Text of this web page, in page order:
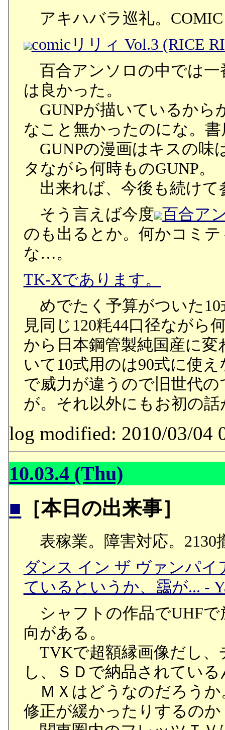
アキハバラ巡礼。
comicリリィ Vol.3 (RICE
百合アンソロの中では一
は良かった。
GUNPが描いているから
なこと無かったのにな。
GUNPの漫画はキスの味
タながら何時ものGUNP。
出来れば、今後も続けて
そう言えば今度 百合ア
のも出るとか。何かコミ
な…。
TK-Xであります。
めでたく予算がついた10
見同じ120粍44口径ながら
から日本鋼管製純国産に
いて10式用のは90式に使
で威力が違うので旧世代
が。それ以外にもお初の
log modified: 2010/03/04
10.03.4 (Thu)
■ ［本日の出来事］
表稼業。障害対応。2130
ダンス イン ザ ヴァンパ
ているというか、靄が... -
シャフトの作品でUHFで
向がある。
TVKで超額縁画像だし、
し、ＳＤで納品されてい
ＭＸはどうなのだろうか
修正が緩かったりするのか